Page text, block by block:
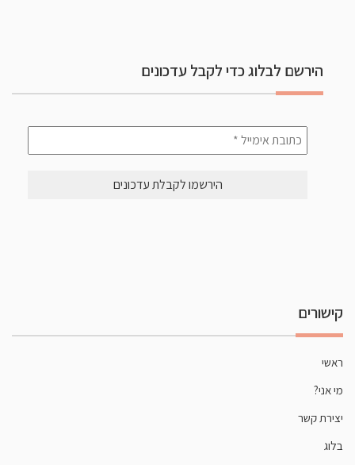
הירשם לבלוג כדי לקבל עדכונים
אימייל
קישורים
ראשי
מי אני?
יצירת קשר
בלוג